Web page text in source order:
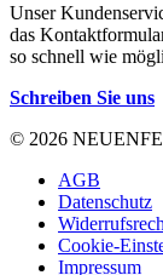
Unser
das
so schnell wie
Schreiben Sie uns
© 2026
AGB
Datenschutz
Cookie-
Impressum